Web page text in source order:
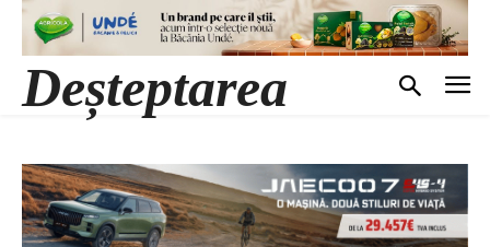
Deșteptarea